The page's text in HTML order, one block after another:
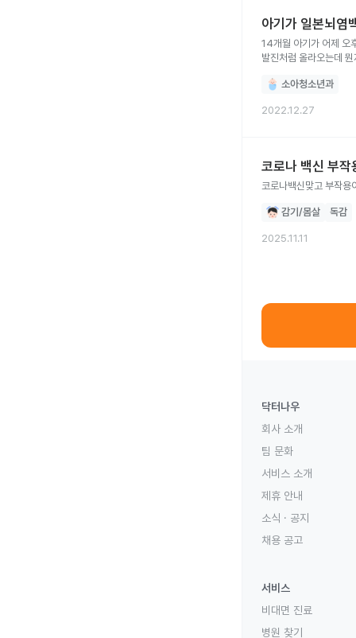
아기가 일본뇌염
14개월 아기가 어제 오후
소아청소년과
2022.12.27
코로나 백신 부
감기/몸살 독감
2025.11.11
닥터나우
회사 소개
팀 문화
서비스 소개
제휴 안내
소식 · 공지
채용 공고
서비스
비대면 진료
병원 찾기